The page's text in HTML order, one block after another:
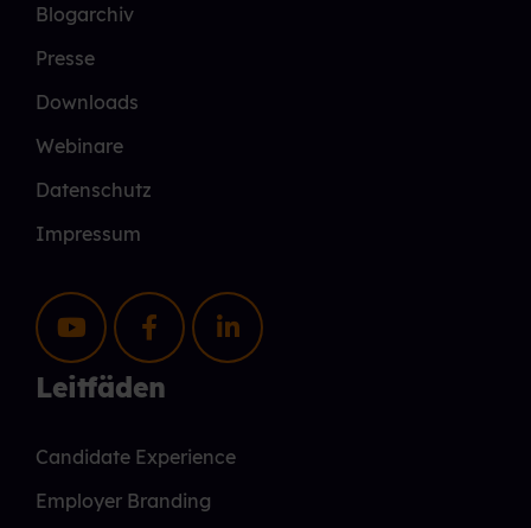
Blogarchiv
Presse
Downloads
Webinare
Datenschutz
Impressum
Leitfäden
Candidate Experience
Employer Branding